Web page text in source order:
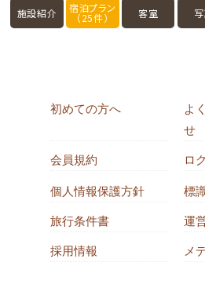
施設紹介 宿泊プラン
（25件） 客室
初めての方へ
よ
せ
会員規約 ロ
個人情報保護方針 標
旅行条件書 運
採用情報 メ